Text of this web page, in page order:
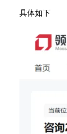
具体如下